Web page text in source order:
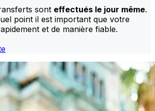
sont effectués le jour même.
point il est important que votre
et de manière fiable.